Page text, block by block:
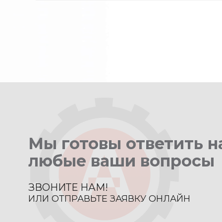
Мы готовы ответить
любые ваши вопросы
ЗВОНИТЕ НАМ!
ИЛИ ОТПРАВЬТЕ ЗАЯВКУ ОНЛАЙН